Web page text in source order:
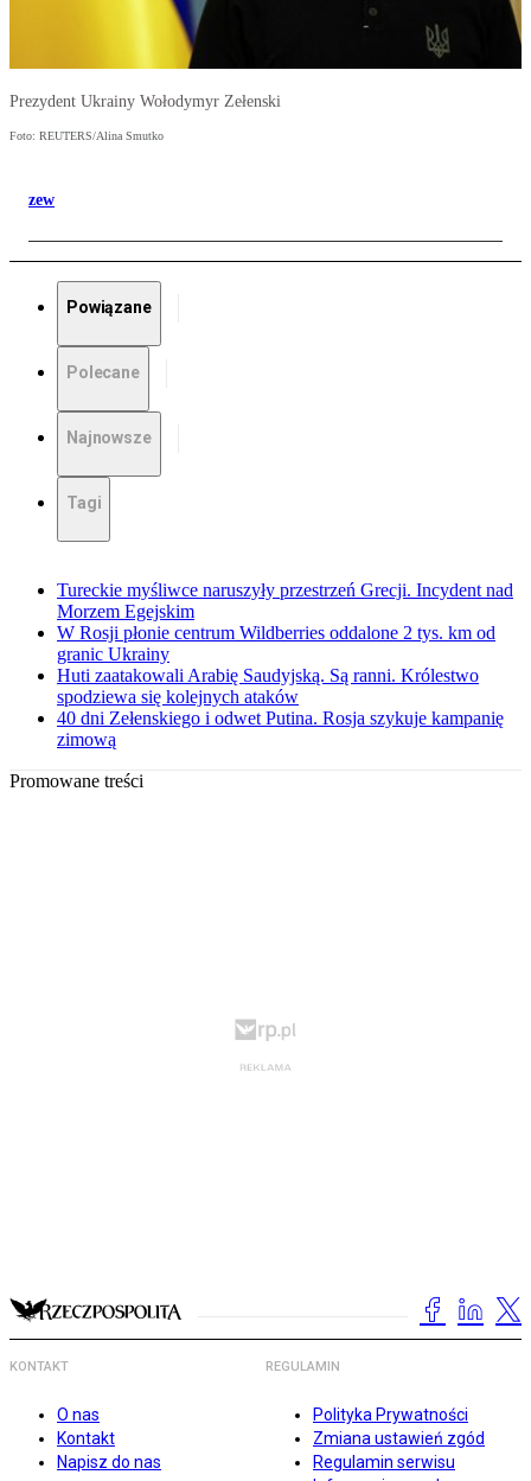
Prezydent Ukrainy Wołodymyr Zełenski
Foto: REUTERS/Alina Smutko
zew
Powiązane
Polecane
Najnowsze
Tagi
Tureckie myśliwce naruszyły przestrzeń Grecji. Incydent nad
Morzem Egejskim
W Rosji płonie centrum Wildberries oddalone 2 tys. km od
granic Ukrainy
Huti zaatakowali Arabię Saudyjską. Są ranni. Królestwo
spodziewa się kolejnych ataków
40 dni Zełenskiego i odwet Putina. Rosja szykuje kampanię
zimową
Promowane treści
KONTAKT
O nas
Kontakt
Napisz do nas
REGULAMIN
Polityka Prywatności
Zmiana ustawień zgód
Regulamin serwisu